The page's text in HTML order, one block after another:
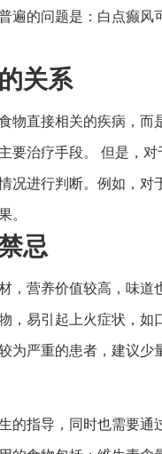
遍的问题是：白点癫风
关系
物直接相关的疾病，而
要治疗手段。 但是，
况进行判断。例如，对
。
忌
，营养价值较高，味道
，易引起上火症状，如
为严重的患者，建议少
的指导，同时也需要通